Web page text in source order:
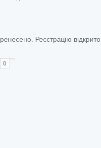
Реєстрацію відкрито
0